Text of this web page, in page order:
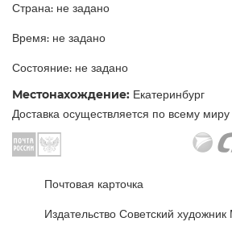
Страна: не задано
Время: не задано
Состояние: не задано
Местонахождение: Екатеринбург
Доставка осуществляется по всему миру
Почтовая карточка
Издательство Советский